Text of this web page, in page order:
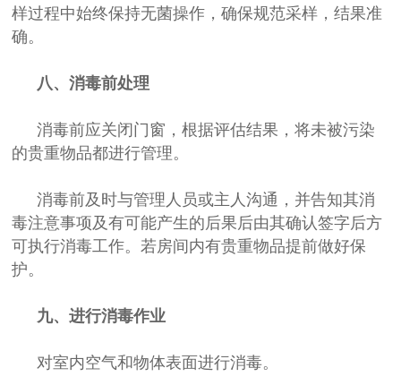
样过程中始终保持无菌操作，确保规范采样，结果准
确。
八、消毒前处理
消毒前应关闭门窗，根据评估结果，将未被污染
的贵重物品都进行管理。
消毒前及时与管理人员或主人沟通，并告知其消
毒注意事项及有可能产生的后果后由其确认签字后方
可执行消毒工作。若房间内有贵重物品提前做好保
护。
九、进行消毒作业
对室内空气和物体表面进行消毒。